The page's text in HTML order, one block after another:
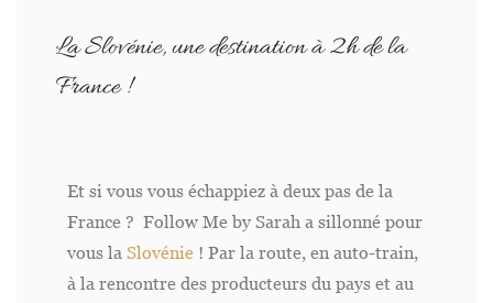
La Slovénie, une destination à 2h de la
France !
Et si vous vous échappiez à deux pas de la
France ? Follow Me by Sarah a sillonné pour
vous la Slovénie ! Par la route, en auto-train,
à la rencontre des producteurs du pays et au